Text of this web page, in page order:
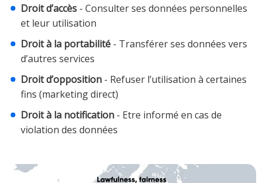
Droit d’accès - Consulter ses données personnelles
et leur utilisation
Droit à la portabilité - Transférer ses données vers
d’autres services
Droit d’opposition - Refuser l’utilisation à certaines
fins (marketing direct)
Droit à la notification - Etre informé en cas de
violation des données